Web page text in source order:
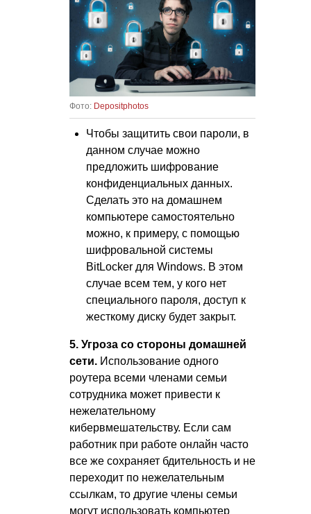
Фото: Depositphotos
Чтобы защитить свои пароли, в
данном случае можно
предложить шифрование
конфиденциальных данных.
Сделать это на домашнем
компьютере самостоятельно
можно, к примеру, с помощью
шифровальной системы
BitLocker для Windows. В этом
случае всем тем, у кого нет
специального пароля, доступ к
жесткому диску будет закрыт.
5. Угроза со стороны домашней
сети. Использование одного
роутера всеми членами семьи
сотрудника может привести к
нежелательному
кибервмешательству. Если сам
работник при работе онлайн часто
все же сохраняет бдительность и не
переходит по нежелательным
ссылкам, то другие члены семьи
могут использовать компьютер